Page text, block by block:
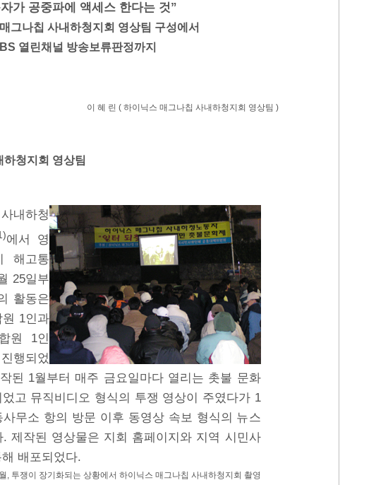
가 공중파에 액세스 한다는 것”
그나칩 사내하청지회 영상팀 구성에서
열린채널 방송보류판정까지
이 혜 린 ( 하이닉스 매그나칩 사내하청지회 영상팀 )
청지회 영상팀
내하청
에서 영
해고통
25일부
활동은
1인과
원 1인
행되었
된 1월부터 매주 금요일마다 열리는 촛불 문화
고 뮤직비디오 형식의 투쟁 영상이 주였다가 1
사무소 항의 방문 이후 동영상 속보 형식의 뉴스
. 제작된 영상물은 지회 홈페이지와 지역 시민사
배포되었다.
, 투쟁이 장기화되는 상황에서 하이닉스 매그나칩 사내하청지회 촬영